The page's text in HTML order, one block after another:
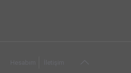
Hesabım İletişim